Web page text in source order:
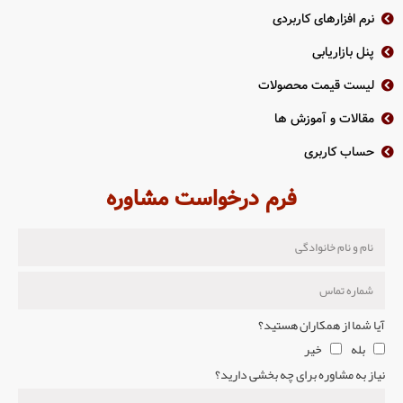
نرم افزارهای کاربردی
پنل بازاریابی
لیست قیمت محصولات
مقالات و آموزش ها
حساب کاربری
فرم درخواست مشاوره
آیا شما از همکاران هستید؟
بله
خیر
نیاز به مشاوره برای چه بخشی دارید؟